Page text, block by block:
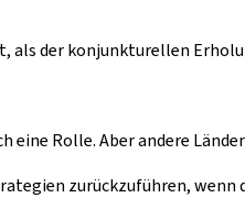
als der konjunkturellen
Rolle. Aber andere
zurückzuführen,